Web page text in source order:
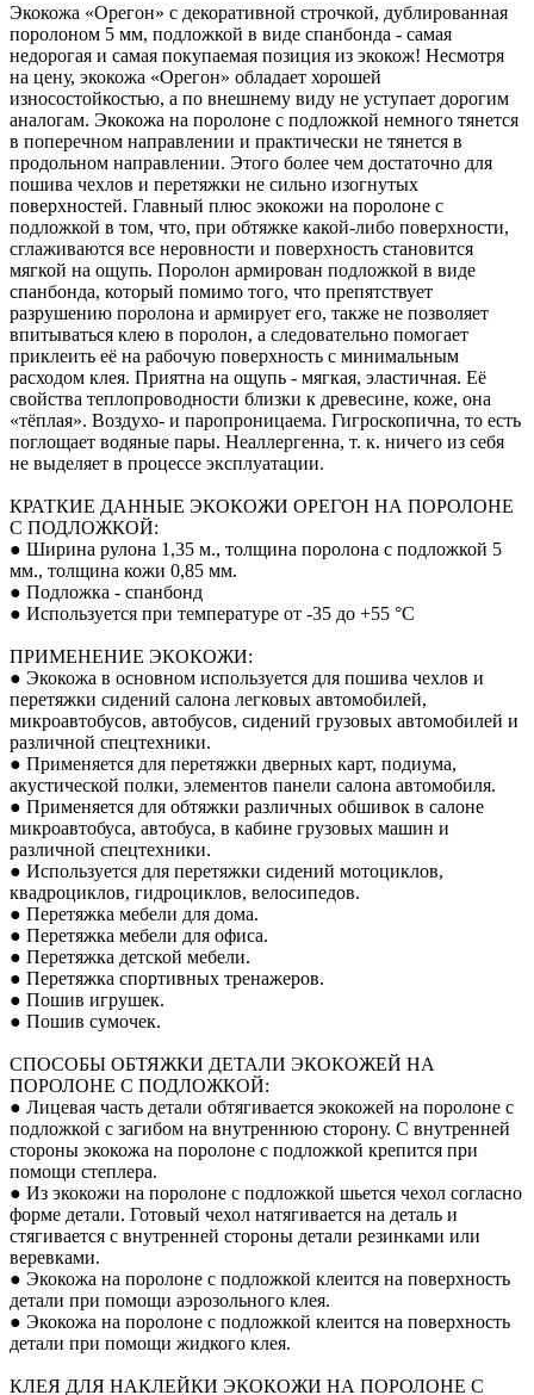
Экокожа «Орегон» с декоративной строчкой, дублированная
поролоном 5 мм, подложкой в виде спанбонда - самая
недорогая и самая покупаемая позиция из экокож! Несмотря
на цену, экокожа «Орегон» обладает хорошей
износостойкостью, а по внешнему виду не уступает дорогим
аналогам. Экокожа на поролоне с подложкой немного тянется
в поперечном направлении и практически не тянется в
продольном направлении. Этого более чем достаточно для
пошива чехлов и перетяжки не сильно изогнутых
поверхностей. Главный плюс экокожи на поролоне с
подложкой в том, что, при обтяжке какой-либо поверхности,
сглаживаются все неровности и поверхность становится
мягкой на ощупь. Поролон армирован подложкой в виде
спанбонда, который помимо того, что препятствует
разрушению поролона и армирует его, также не позволяет
впитываться клею в поролон, а следовательно помогает
приклеить её на рабочую поверхность с минимальным
расходом клея. Приятна на ощупь - мягкая, эластичная. Её
свойства теплопроводности близки к древесине, коже, она
«тёплая». Воздухо- и паропроницаема. Гигроскопична, то есть
поглощает водяные пары. Неаллергенна, т. к. ничего из себя
не выделяет в процессе эксплуатации.
КРАТКИЕ ДАННЫЕ ЭКОКОЖИ ОРЕГОН НА ПОРОЛОНЕ
С ПОДЛОЖКОЙ:
● Ширина рулона 1,35 м., толщина поролона с подложкой 5
мм., толщина кожи 0,85 мм.
● Подложка - спанбонд
● Используется при температуре от -35 до +55 °С
ПРИМЕНЕНИЕ ЭКОКОЖИ:
● Экокожа в основном используется для пошива чехлов и
перетяжки сидений салона легковых автомобилей,
микроавтобусов, автобусов, сидений грузовых автомобилей и
различной спецтехники.
● Применяется для перетяжки дверных карт, подиума,
акустической полки, элементов панели салона автомобиля.
● Применяется для обтяжки различных обшивок в салоне
микроавтобуса, автобуса, в кабине грузовых машин и
различной спецтехники.
● Используется для перетяжки сидений мотоциклов,
квадроциклов, гидроциклов, велосипедов.
● Перетяжка мебели для дома.
● Перетяжка мебели для офиса.
● Перетяжка детской мебели.
● Перетяжка спортивных тренажеров.
● Пошив игрушек.
● Пошив сумочек.
СПОСОБЫ ОБТЯЖКИ ДЕТАЛИ ЭКОКОЖЕЙ НА
ПОРОЛОНЕ С ПОДЛОЖКОЙ:
● Лицевая часть детали обтягивается экокожей на поролоне с
подложкой с загибом на внутреннюю сторону. С внутренней
стороны экокожа на поролоне с подложкой крепится при
помощи степлера.
● Из экокожи на поролоне с подложкой шьется чехол согласно
форме детали. Готовый чехол натягивается на деталь и
стягивается с внутренней стороны детали резинками или
веревками.
● Экокожа на поролоне с подложкой клеится на поверхность
детали при помощи аэрозольного клея.
● Экокожа на поролоне с подложкой клеится на поверхность
детали при помощи жидкого клея.
КЛЕЯ ДЛЯ НАКЛЕЙКИ ЭКОКОЖИ НА ПОРОЛОНЕ С